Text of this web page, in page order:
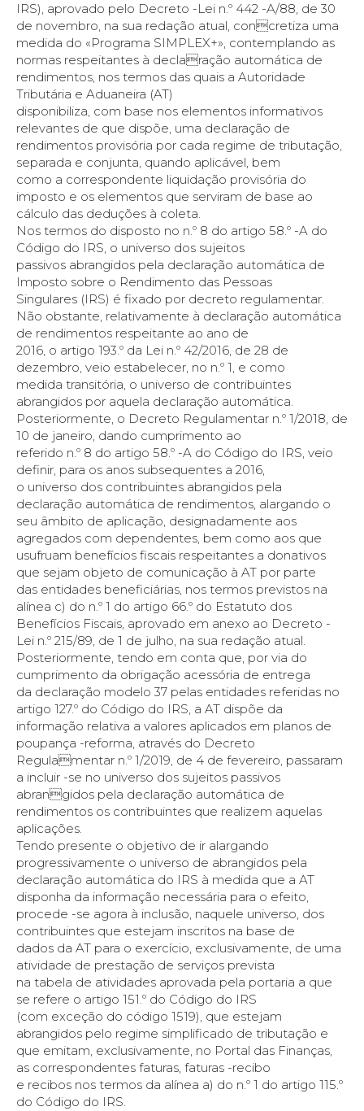
IRS), aprovado pelo Decreto -Lei n.º 442 -A/88, de 30
de novembro, na sua redação atual, concretiza uma
medida do «Programa SIMPLEX+», contemplando as
normas respeitantes à declaração automática de
rendimentos, nos termos das quais a Autoridade
Tributária e Aduaneira (AT)
disponibiliza, com base nos elementos informativos
relevantes de que dispõe, uma declaração de
rendimentos provisória por cada regime de tributação,
separada e conjunta, quando aplicável, bem
como a correspondente liquidação provisória do
imposto e os elementos que serviram de base ao
cálculo das deduções à coleta.
Nos termos do disposto no n.º 8 do artigo 58.º -A do
Código do IRS, o universo dos sujeitos
passivos abrangidos pela declaração automática de
Imposto sobre o Rendimento das Pessoas
Singulares (IRS) é fixado por decreto regulamentar.
Não obstante, relativamente à declaração automática
de rendimentos respeitante ao ano de
2016, o artigo 193.º da Lei n.º 42/2016, de 28 de
dezembro, veio estabelecer, no n.º 1, e como
medida transitória, o universo de contribuintes
abrangidos por aquela declaração automática.
Posteriormente, o Decreto Regulamentar n.º 1/2018, de
10 de janeiro, dando cumprimento ao
referido n.º 8 do artigo 58.º -A do Código do IRS, veio
definir, para os anos subsequentes a 2016,
o universo dos contribuintes abrangidos pela
declaração automática de rendimentos, alargando o
seu âmbito de aplicação, designadamente aos
agregados com dependentes, bem como aos que
usufruam benefícios fiscais respeitantes a donativos
que sejam objeto de comunicação à AT por parte
das entidades beneficiárias, nos termos previstos na
alínea c) do n.º 1 do artigo 66.º do Estatuto dos
Benefícios Fiscais, aprovado em anexo ao Decreto -
Lei n.º 215/89, de 1 de julho, na sua redação atual.
Posteriormente, tendo em conta que, por via do
cumprimento da obrigação acessória de entrega
da declaração modelo 37 pelas entidades referidas no
artigo 127.º do Código do IRS, a AT dispõe da
informação relativa a valores aplicados em planos de
poupança -reforma, através do Decreto
Regulamentar n.º 1/2019, de 4 de fevereiro, passaram
a incluir -se no universo dos sujeitos passivos
abrangidos pela declaração automática de
rendimentos os contribuintes que realizem aquelas
aplicações.
Tendo presente o objetivo de ir alargando
progressivamente o universo de abrangidos pela
declaração automática do IRS à medida que a AT
disponha da informação necessária para o efeito,
procede -se agora à inclusão, naquele universo, dos
contribuintes que estejam inscritos na base de
dados da AT para o exercício, exclusivamente, de uma
atividade de prestação de serviços prevista
na tabela de atividades aprovada pela portaria a que
se refere o artigo 151.º do Código do IRS
(com exceção do código 1519), que estejam
abrangidos pelo regime simplificado de tributação e
que emitam, exclusivamente, no Portal das Finanças,
as correspondentes faturas, faturas -recibo
e recibos nos termos da alínea a) do n.º 1 do artigo 115.º
do Código do IRS.